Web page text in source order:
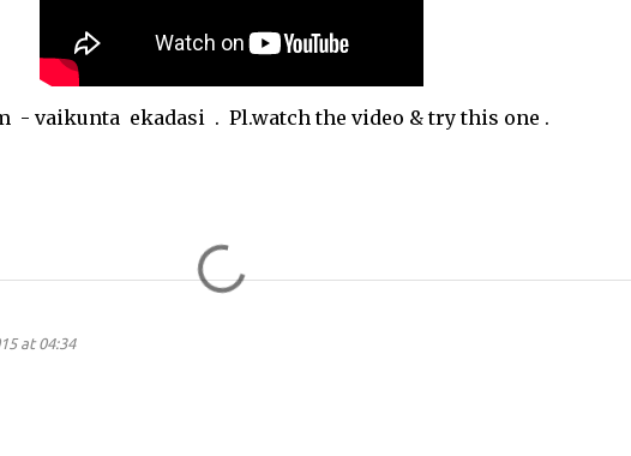
ekadasi . Pl.watch the video & try this one .
at 04:34